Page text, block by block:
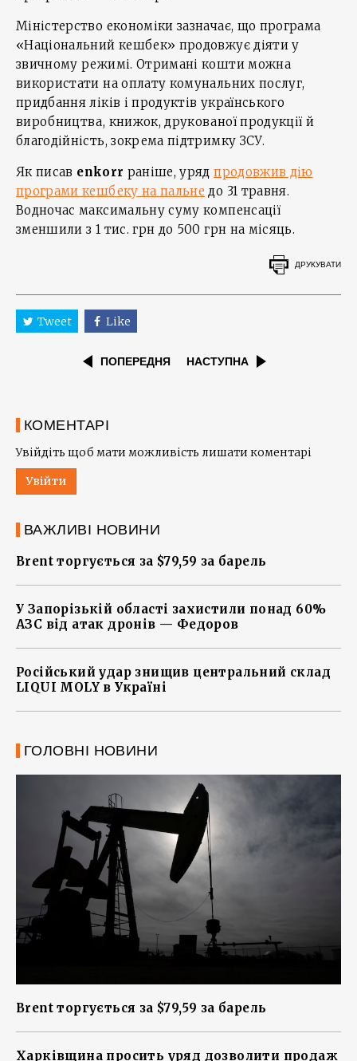
Міністерство економіки зазначає, що програма
«Національний кешбек» продовжує діяти у
звичному режимі. Отримані кошти можна
використати на оплату комунальних послуг,
придбання ліків і продуктів українського
виробництва, книжок, друкованої продукції й
благодійність, зокрема підтримку ЗСУ.
Як писав enkorr раніше, урядпродовжив дію
програми кешбеку на пальне до 31 травня.
Водночас максимальну суму компенсації
зменшили з 1 тис. грн до 500 грн на місяць.
ДРУКУВАТИ
Tweet Like
ПОПЕРЕДНЯ НАСТУПНА
КОМЕНТАРІ
Увійдіть щоб мати можливість лишати коментарі
Увійти
ВАЖЛИВІ НОВИНИ
Brent торгується за $79,59 за барель
У Запорізькій області захистили понад 60%
АЗС від атак дронів — Федоров
Російський удар знищив центральний склад
LIQUI MOLY в Україні
ГОЛОВНІ НОВИНИ
Brent торгується за $79,59 за барель
Харківщина просить уряд дозволити продаж